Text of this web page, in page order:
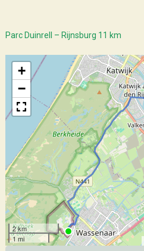
Parc Duinrell – Rijnsburg 11 km
+
−
2 km
1 mi